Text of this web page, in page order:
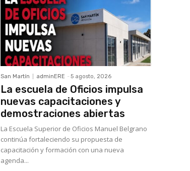
San Martín adminERE - 5 agosto, 2026
La escuela de Oficios impulsa
nuevas capacitaciones y
demostraciones abiertas
La Escuela Superior de Oficios Manuel Belgrano
continúa fortaleciendo su propuesta de
capacitación y formación con una nueva
agenda...